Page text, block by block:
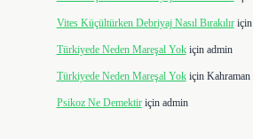
Vites Küçültürken Debriyaj Nasıl Bırakılıriçin
Türkiyede Neden Mareşal Yokiçin admin
Türkiyede Neden Mareşal Yokiçin Kahraman
Psikoz Ne Demektiriçin admin